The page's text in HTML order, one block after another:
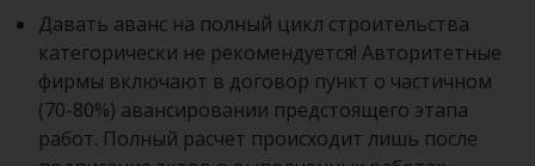
Давать аванс на полный цикл строительства
категорически не рекомендуется! Авторитетные
фирмы включают в договор пункт о частичном
(70-80%) авансировании предстоящего этапа
работ. Полный расчет происходит лишь после